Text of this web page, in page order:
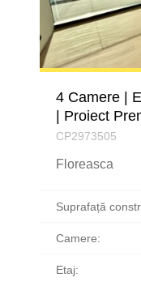
4 Camere |
| Proiect
CP2973505
Floreasca
Suprafață
Camere:
Etaj: